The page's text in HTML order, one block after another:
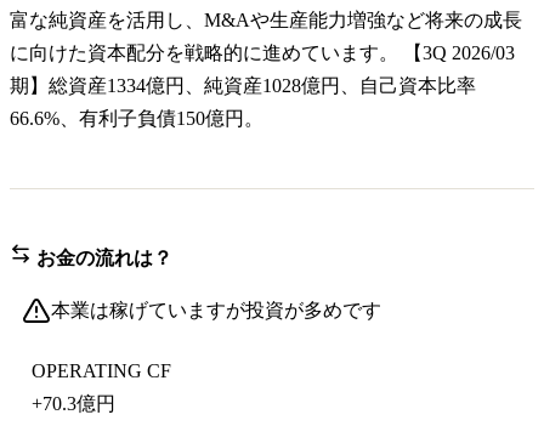
富な純資産を活用し、M&Aや生産能力増強など将来の成長
に向けた資本配分を戦略的に進めています。 【3Q 2026/03
期】総資産1334億円、純資産1028億円、自己資本比率
66.6%、有利子負債150億円。
お金の流れは？
本業は稼げていますが投資が多めです
OPERATING CF
+70.3億円